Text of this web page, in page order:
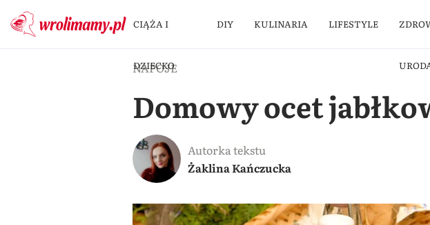
CIĄŻA I
DZIECKO
DIY KULINARIA LIFESTYLE
NAPOJE
Domowy ocet
Autorka tekstu
Żaklina Kańczucka